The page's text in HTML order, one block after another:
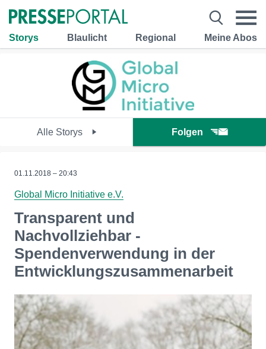
Storys Blaulicht Regional Meine Abos
Alle Storys Folgen
01.11.2018 – 20:43
Global Micro Initiative e.V.
Transparent und
Nachvollziehbar -
Spendenverwendung in der
Entwicklungszusammenarbeit